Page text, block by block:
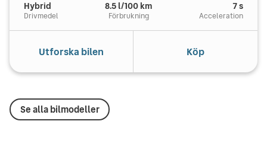
Hybrid
Drivmedel
8.5 l/100 km
Förbrukning
7s
Acceleration
Utforska bilen Köp
Se alla bilmodeller